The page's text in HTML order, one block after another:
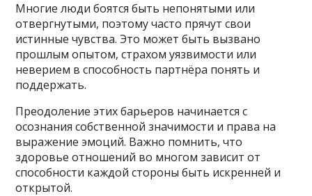
Многие люди боятся быть непонятыми или
отвергнутыми, поэтому часто прячут свои
истинные чувства. Это может быть вызвано
прошлым опытом, страхом уязвимости или
неверием в способность партнёра понять и
поддержать.
Преодоление этих барьеров начинается с
осознания собственной значимости и права на
выражение эмоций. Важно помнить, что
здоровье отношений во многом зависит от
способности каждой стороны быть искренней и
открытой.